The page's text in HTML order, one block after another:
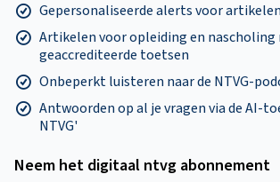
Gepersonaliseerde alerts voor
Artikelen voor opleiding en
geaccrediteerde toetsen
Onbeperkt luisteren naar de NTVG-
Antwoorden op al je vragen via de AI-
NTVG'
Neem het digitaal ntvg abonnement